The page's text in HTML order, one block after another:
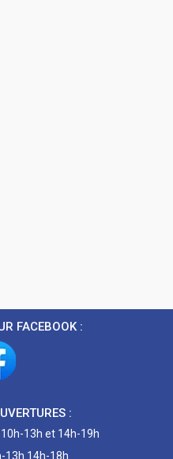
FACEBOOK :
:
13h et 14h-19h
13h 14h-18h